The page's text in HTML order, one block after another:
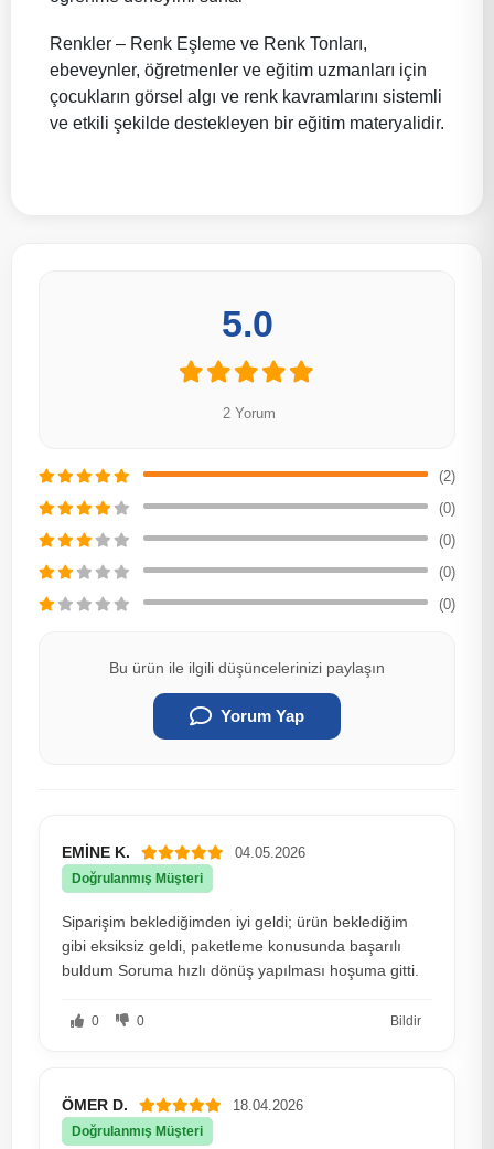
Renkler – Renk Eşleme ve Renk Tonları,
ebeveynler, öğretmenler ve eğitim uzmanları için
çocukların görsel algı ve renk kavramlarını sistemli
ve etkili şekilde destekleyen bir eğitim materyalidir.
5.0
2 Yorum
(2)
(0)
(0)
(0)
(0)
Bu ürün ile ilgili düşüncelerinizi paylaşın
Yorum Yap
EMİNE K. 04.05.2026
Doğrulanmış Müşteri
Siparişim beklediğimden iyi geldi; ürün beklediğim
gibi eksiksiz geldi, paketleme konusunda başarılı
buldum Soruma hızlı dönüş yapılması hoşuma gitti.
0 0 Bildir
ÖMER D. 18.04.2026
Doğrulanmış Müşteri